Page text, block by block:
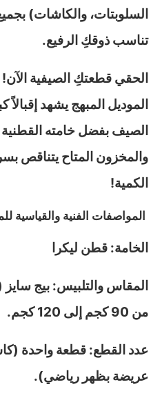
السلوبتات، والكاشات)
تناسب ذوقكِ الرفيع.
الحقي قطعتكِ الصيفية
الموديل المبهج يشهد
الصيف بفضل خامته القطنية
والمخزون المتاح يتناقص
الكمية!
المواصفات الفنية والقياسية
الخامة: قطن ليكرا
المقاس والتلبيس: بيج
من 90 كجم إلى 120 كجم.
عدد القطع: قطعة واحدة
عريضة بظهر رياضي).